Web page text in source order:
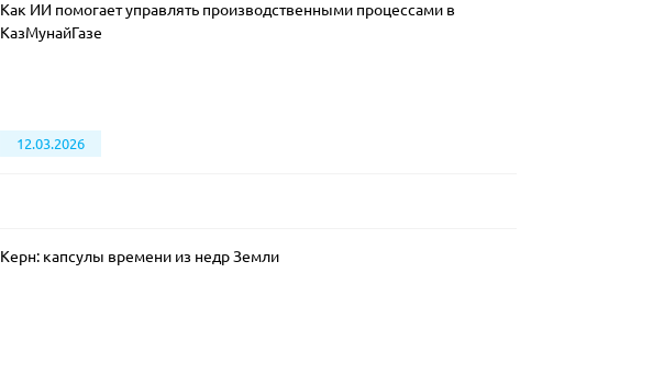
Как ИИ помогает управлять производственными процессами в
КазМунайГазе
12.03.2026
Керн: капсулы времени из недр Земли